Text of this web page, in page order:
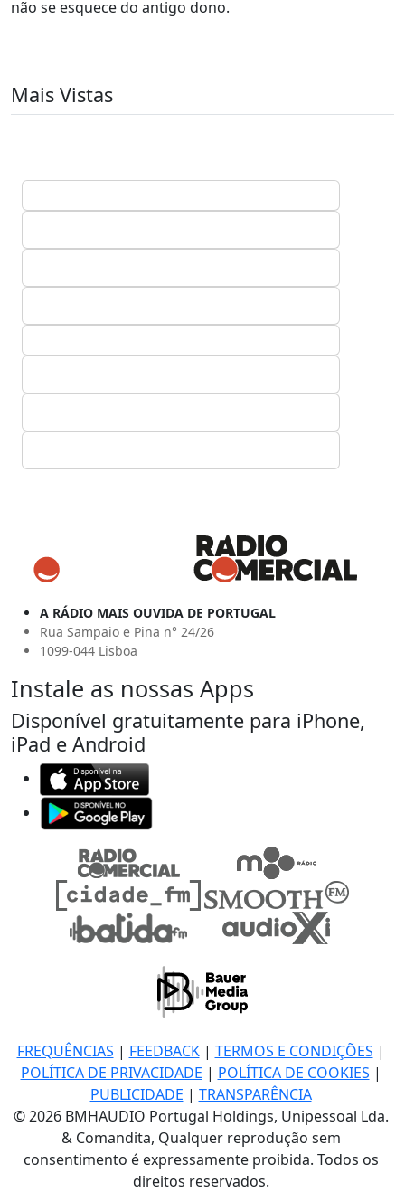
não se esquece do antigo dono.
Mais Vistas
A RÁDIO MAIS OUVIDA DE PORTUGAL
Rua Sampaio e Pina n° 24/26
1099-044 Lisboa
Instale as nossas Apps
Disponível gratuitamente para iPhone,
iPad e Android
FREQUÊNCIAS | FEEDBACK| TERMOS E CONDIÇÕES |
POLÍTICA DE PRIVACIDADE | POLÍTICA DE COOKIES |
PUBLICIDADE | TRANSPARÊNCIA
© 2026 BMHAUDIO Portugal Holdings, Unipessoal Lda.
& Comandita, Qualquer reprodução sem
consentimento é expressamente proibida. Todos os
direitos reservados.